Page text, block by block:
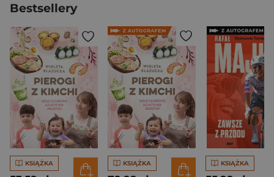
Bestsellery
KSIĄŻKA KSIĄŻKA KSIĄŻKA